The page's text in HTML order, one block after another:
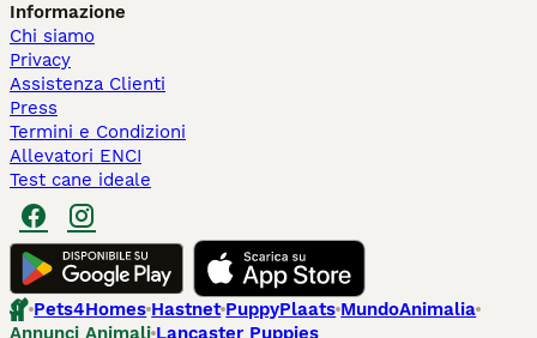
Informazione
Chi siamo
Privacy
Assistenza Clienti
Press
Termini e Condizioni
Allevatori ENCI
Test cane ideale
Pets4Homes Hastnet PuppyPlaats MundoAnimalia